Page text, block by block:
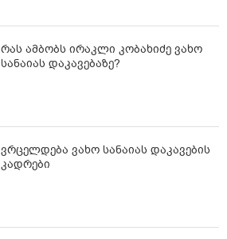
რას ამბობს ირაკლი კობახიძე ვახო
სანაიას დაკავებაზე?
ვრცელდება ვახო სანაიას დაკავების
კადრები